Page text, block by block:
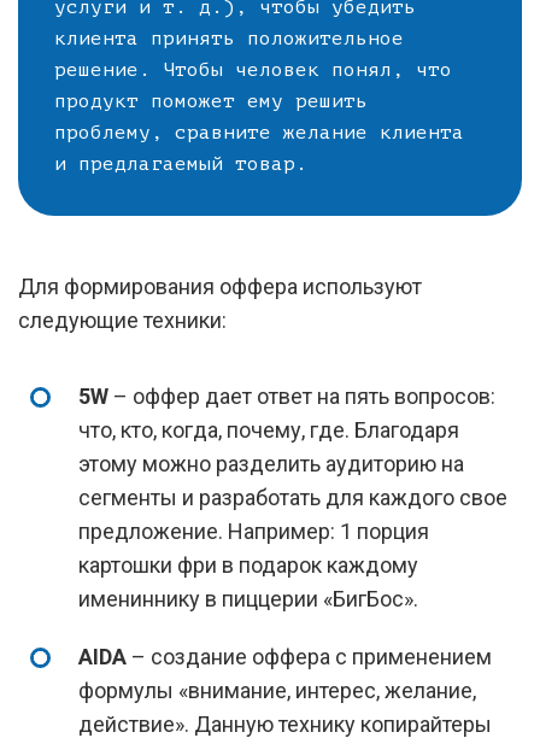
услуги и т. д.), чтобы убедить
клиента принять положительное
решение. Чтобы человек понял, что
продукт поможет ему решить
проблему, сравните желание клиента
и предлагаемый товар.
Для формирования оффера используют
следующие техники:
5W – оффер дает ответ на пять вопросов:
что, кто, когда, почему, где. Благодаря
этому можно разделить аудиторию на
сегменты и разработать для каждого свое
предложение. Например: 1 порция
картошки фри в подарок каждому
имениннику в пиццерии «БигБос».
AIDA – создание оффера с применением
формулы «внимание, интерес, желание,
действие». Данную технику копирайтеры